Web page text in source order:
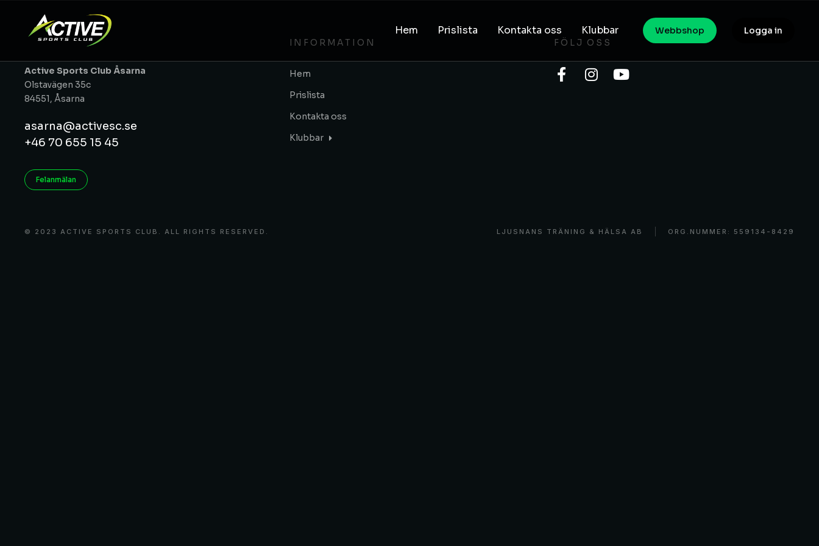
Hem Prislista Kontakta oss Klubbar Webbshop Logga in
Active Sports Club Åsarna
Olstavägen 35c
84551, Åsarna
asarna@activesc.se
+46 70 655 15 45
Felanmälan
INFORMATION
Hem
Prislista
Kontakta oss
Klubbar
FÖLJ OSS
© 2023 ACTIVE SPORTS CLUB. ALL RIGHTS RESERVED. LJUSNANS TRÄNING & HÄLSA AB ORG.NUMMER: 559134-8429